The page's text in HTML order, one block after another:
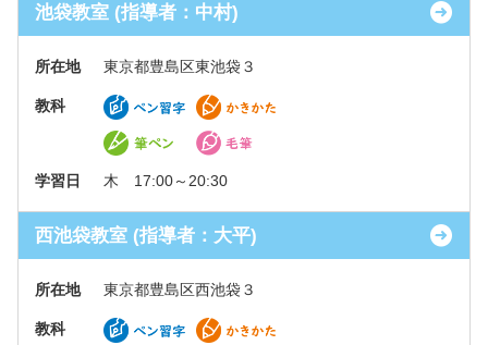
池袋教室 (指導者：中村)
所在地 東京都豊島区東池袋３
教科
学習日 木 17:00～20:30
西池袋教室 (指導者：大平)
所在地 東京都豊島区西池袋３
教科